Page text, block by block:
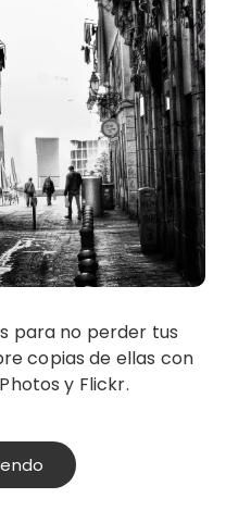
copias de ellas con
y Flickr.